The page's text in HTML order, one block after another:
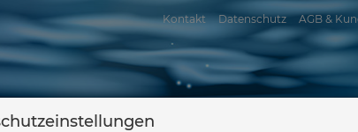
Kontakt Datenschutz AGB &